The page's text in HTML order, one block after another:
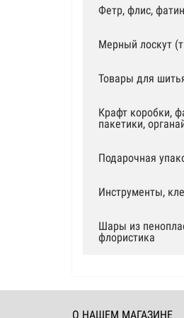
Фетр, флис, фатин
Мерный лоскут
Товары для
Крафт коробки,
пакетики,
Подарочная
Инструменты,
Шары из
флористика
О НАШЕМ МАГАЗИНЕ